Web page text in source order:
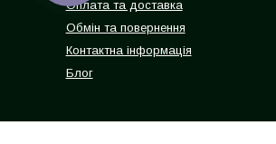
Оплата та доставка
Обмін та повернення
Контактна інформація
Блог